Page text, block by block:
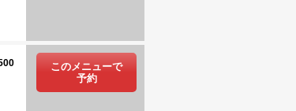
このメニューで
予約